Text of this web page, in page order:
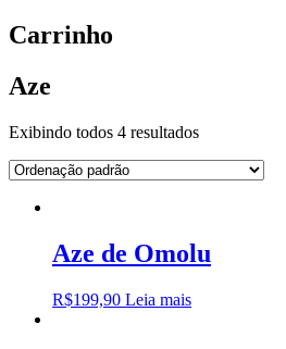
Carrinho
Aze
Exibindo todos 4 resultados
Aze de Omolu
R$199,90 Leia mais